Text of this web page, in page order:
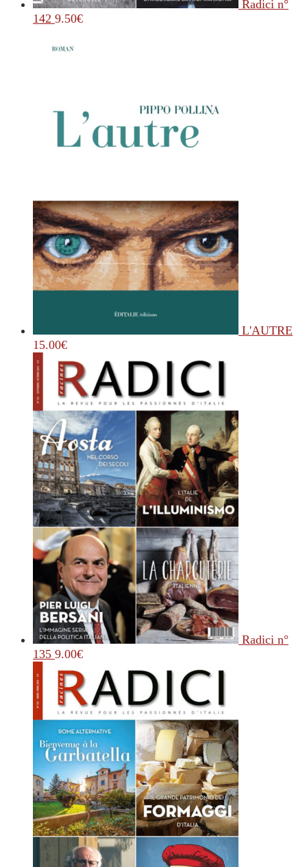
Radici n°
142 9.50€
L'AUTRE
15.00€
Radici n°
135 9.00€